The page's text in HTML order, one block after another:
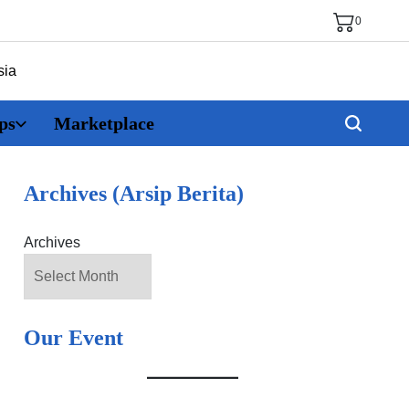
0
Marketplace
Archives (Arsip Berita)
Archives
Our Event